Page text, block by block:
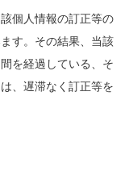
個人情報の訂正等の
す。その結果、当該
を経過している、そ
、遅滞なく訂正等を